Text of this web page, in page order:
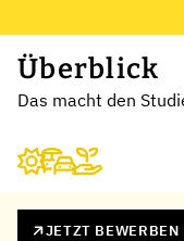
Überblick
Das macht den
JETZT BEWERBEN